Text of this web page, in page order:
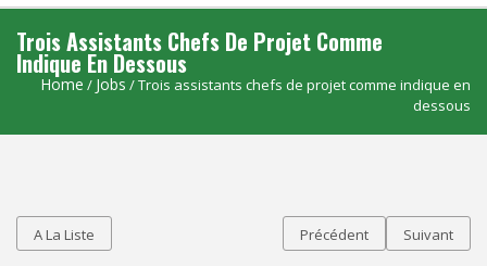
Trois Assistants Chefs De Projet Comme
Indique En Dessous
Home / Jobs / Trois assistants chefs de projet comme indique en
dessous
A La Liste Précédent Suivant